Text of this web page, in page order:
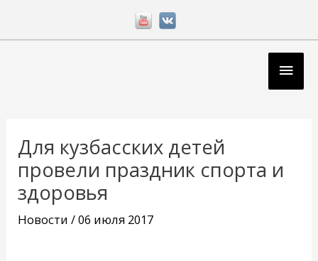
Для кузбасских детей
провели праздник спорта и
здоровья
Новости /06 июля 2017
записям